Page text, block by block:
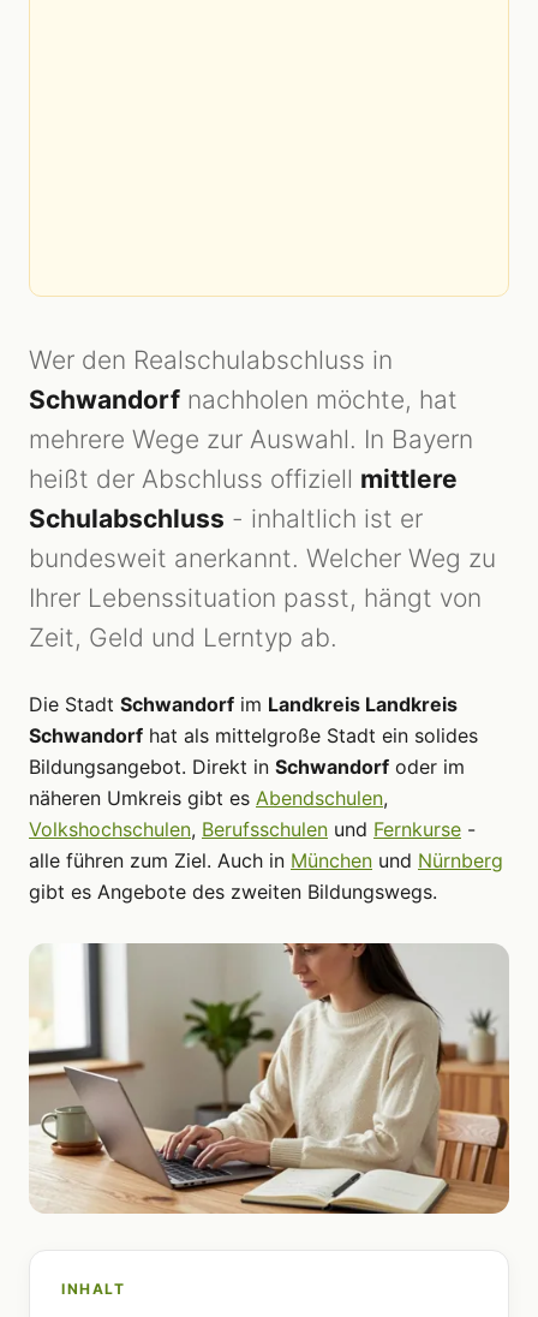
Wer den Realschulabschluss in
Schwandorf nachholen möchte, hat
mehrere Wege zur Auswahl. In Bayern
heißt der Abschluss offiziell mittlere
Schulabschluss - inhaltlich ist er
bundesweit anerkannt. Welcher Weg zu
Ihrer Lebenssituation passt, hängt von
Zeit, Geld und Lerntyp ab.
Die Stadt Schwandorf im Landkreis Landkreis
Schwandorf hat als mittelgroße Stadt ein solides
Bildungsangebot. Direkt in Schwandorf oder im
näheren Umkreis gibt es Abendschulen,
Volkshochschulen, Berufsschulen und Fernkurse -
alle führen zum Ziel. Auch in München und Nürnberg
gibt es Angebote des zweiten Bildungswegs.
INHALT